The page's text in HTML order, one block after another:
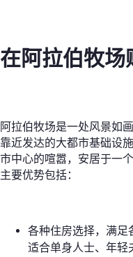
在阿拉伯牧
阿拉伯牧场是一处风景如
靠近发达的大都市基础设施
市中心的喧嚣，安居于一
主要优势包括：
各种住房选择，满足
适合单身人士、年轻